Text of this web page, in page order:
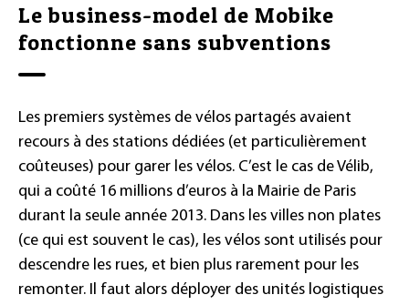
Le business-model de Mobike
fonctionne sans subventions
Les premiers systèmes de vélos partagés avaient
recours à des stations dédiées (et particulièrement
coûteuses) pour garer les vélos. C’est le cas de Vélib,
qui a coûté 16 millions d’euros à la Mairie de Paris
durant la seule année 2013. Dans les villes non plates
(ce qui est souvent le cas), les vélos sont utilisés pour
descendre les rues, et bien plus rarement pour les
remonter. Il faut alors déployer des unités logistiques